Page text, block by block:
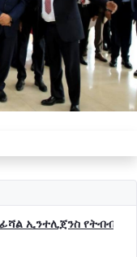
ኢንተሊጀንስ የትብብር